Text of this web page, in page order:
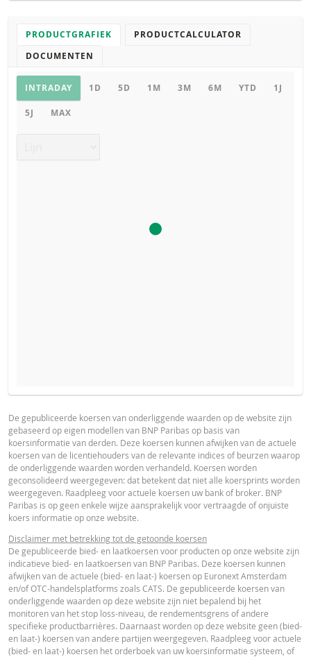
PRODUCTGRAFIEK
PRODUCTCALCULATOR
DOCUMENTEN
Productgrafiek
INTRADAY 1D 5D 1M 3M 6M YTD 1J
5J MAX
De calculator voor dit product is uitgeschakeld, omdat het
stop-loss niveau van dit product bereikt is.
PROSPECTUS
Prospectus (NL) URL
FINAL TERMS
Final Terms
ESSENTIËLE BELEGGERSINFORMATIEDOCUMENTATIE
Essentiële
Beleggersinformatiedocument (NL)
PDF
PRODUCT PROJECTIONS
Some helper text for the product price projections, financial
advised
UNDERLYING PRICE PRICE PROJECTION
De gepubliceerde koersen van onderliggende waarden op de website zijn
gebaseerd op eigen modellen van BNP Paribas op basis van
koersinformatie van derden. Deze koersen kunnen afwijken van de actuele
koersen van de licentiehouders van de relevante indices of beurzen waarop
de onderliggende waarden worden verhandeld. Koersen worden
geconsolideerd weergegeven: dat betekent dat niet alle koersprints worden
weergegeven. Raadpleeg voor actuele koersen uw bank of broker. BNP
Paribas is op geen enkele wijze aansprakelijk voor vertraagde of onjuiste
koers informatie op onze website.
Disclaimer met betrekking tot de getoonde koersen
De gepubliceerde bied- en laatkoersen voor producten op onze website zijn
indicatieve bied- en laatkoersen van BNP Paribas. Deze koersen kunnen
afwijken van de actuele (bied- en laat-) koersen op Euronext Amsterdam
en/of OTC-handelsplatforms zoals CATS. De gepubliceerde koersen van
onderliggende waarden op deze website zijn niet bepalend bij het
monitoren van het stop loss-niveau, de rendementsgrens of andere
specifieke productbarrières. Daarnaast worden op deze website geen (bied-
en laat-) koersen van andere partijen weergegeven. Raadpleeg voor actuele
(bied- en laat-) koersen het orderboek van uw koersinformatie systeem, of